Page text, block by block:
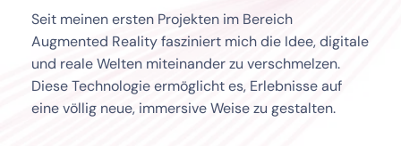
Seit meinen ersten Projekten im Bereich
Augmented Reality fasziniert mich die Idee, digitale
und reale Welten miteinander zu verschmelzen.
Diese Technologie ermöglicht es, Erlebnisse auf
eine völlig neue, immersive Weise zu gestalten.